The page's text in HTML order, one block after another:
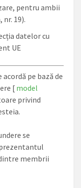
pentru ambii
nr. 19).
datelor cu
UE
pe bază de
[ model
privind
se
membrii